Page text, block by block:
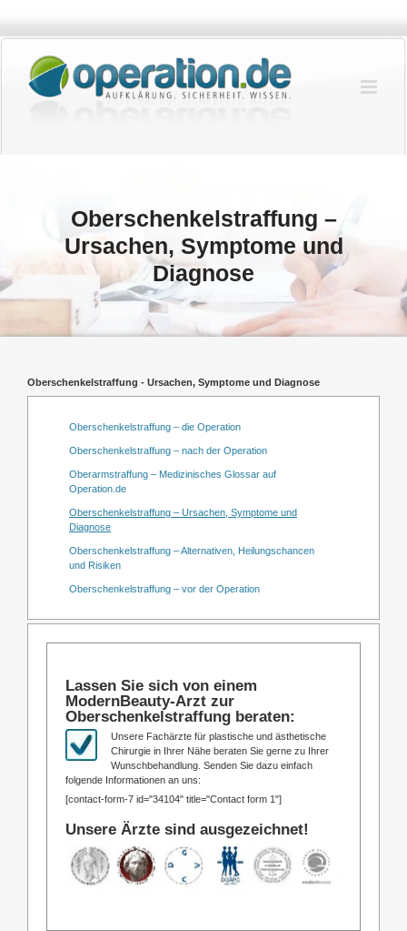
springen
Oberschenkelstraffung –
Ursachen, Symptome und
Diagnose
Oberschenkelstraffung - Ursachen, Symptome und Diagnose
Oberschenkelstraffung – die Operation
Oberschenkelstraffung – nach der Operation
Oberarmstraffung – Medizinisches Glossar auf
Operation.de
Oberschenkelstraffung – Ursachen, Symptome und
Diagnose
Oberschenkelstraffung – Alternativen, Heilungschancen
und Risiken
Oberschenkelstraffung – vor der Operation
Lassen Sie sich von einem
ModernBeauty-Arzt zur
Oberschenkelstraffung beraten:
Unsere Fachärzte für plastische und ästhetische
Chirurgie in Ihrer Nähe beraten Sie gerne zu Ihrer
Wunschbehandlung. Senden Sie dazu einfach
folgende Informationen an uns:
[contact-form-7 id="34104" title="Contact form 1"]
Unsere Ärzte sind ausgezeichnet!